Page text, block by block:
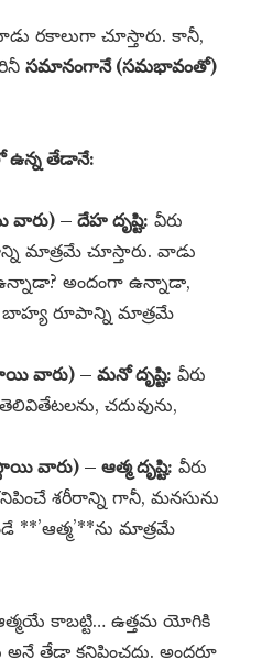
రకాలుగా చూస్తారు. కానీ,
సమానంగానే (సమభావంతో)
ఉన్న తేడానే:
వారు) – దేహ దృష్టి: వీరు
మాత్రమే చూస్తారు. వాడు
అందంగా ఉన్నాడా,
రూపాన్ని మాత్రమే
వారు) – మనో దృష్టి: వీరు
చదువును,
వారు) – ఆత్మ దృష్టి: వీరు
శరీరాన్ని గానీ, మనసును
**’ఆత్మ’**ను మాత్రమే
కాబట్టి… ఉత్తమ యోగికి
అనే తేడా కనిపించదు. అందరూ